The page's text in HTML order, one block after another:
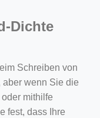
Dichte
Schreiben von
aber wenn Sie die
mithilfe
fest, dass Ihre